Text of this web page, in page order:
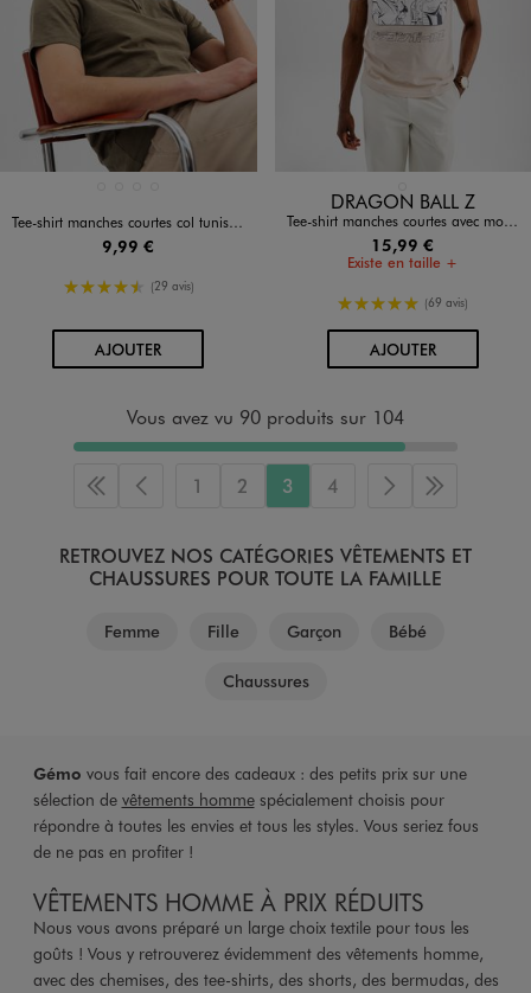
Tee-shirt manches courtes col tunisien homme
9,99 €
4.5/5 de moyenne
(29 avis)
AJOUTERAU PANIER
Disponible en 1 coloris
DRAGON BALL Z
Tee-shirt manches courtes avec motif manga homme - Dragon ball Z
15,99 €
Existe en taille +
5/5 de moyenne
(69 avis)
AJOUTERAU PANIER
Vous avez vu 90 produits sur 104
Première page
Page précédente
1 2 3 4 Page suivante
Dernière
RETROUVEZ NOS CATÉGORIES VÊTEMENTS ET
CHAUSSURES POUR TOUTE LA FAMILLE
Femme Fille Garçon Bébé
Chaussures
Gémo vous fait encore des cadeaux : des petits prix sur une
sélection de vêtements hommespécialement choisis pour
répondre à toutes les envies et tous les styles. Vous seriez fous
de ne pas en profiter !
VÊTEMENTS HOMME À PRIX RÉDUITS
Nous vous avons préparé un large choix textile pour tous les
goûts ! Vous y retrouverez évidemment des vêtements homme,
avec des chemises, des tee-shirts, des shorts, des bermudas, des